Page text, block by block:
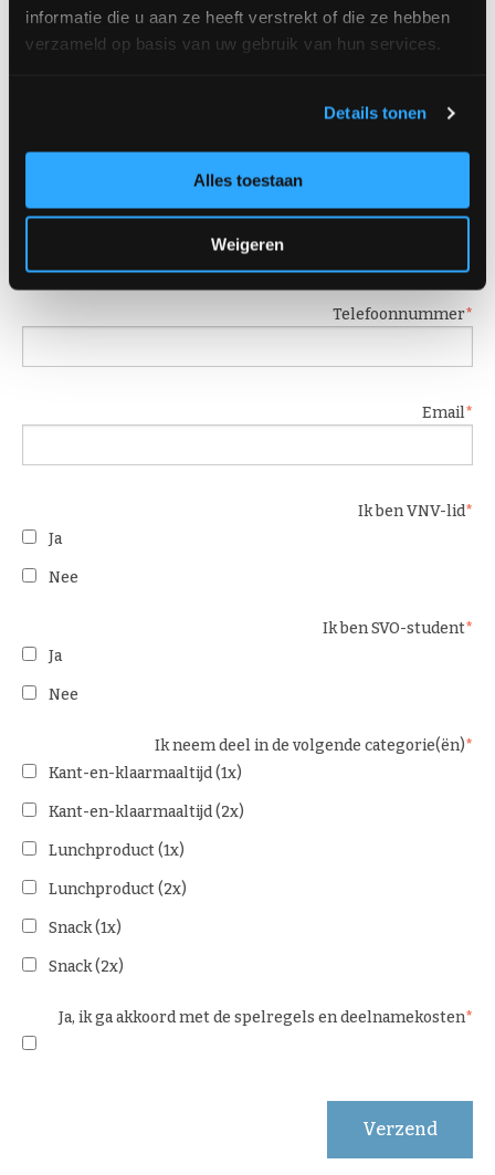
informatie die u aan ze heeft verstrekt of die ze hebben
verzameld op basis van uw gebruik van hun services.
Details tonen
Alles toestaan
Weigeren
Factuuradres
Postcode
Plaats
Telefoonnummer
Email
Ik ben VNV-lid
Ja
Nee
Ik ben SVO-student
Ja
Nee
Ik neem deel in de volgende categorie(ën)
Kant-en-klaarmaaltijd (1x)
Kant-en-klaarmaaltijd (2x)
Lunchproduct (1x)
Lunchproduct (2x)
Snack (1x)
Snack (2x)
Ja, ik ga akkoord met de spelregels en deelnamekosten
Verzend